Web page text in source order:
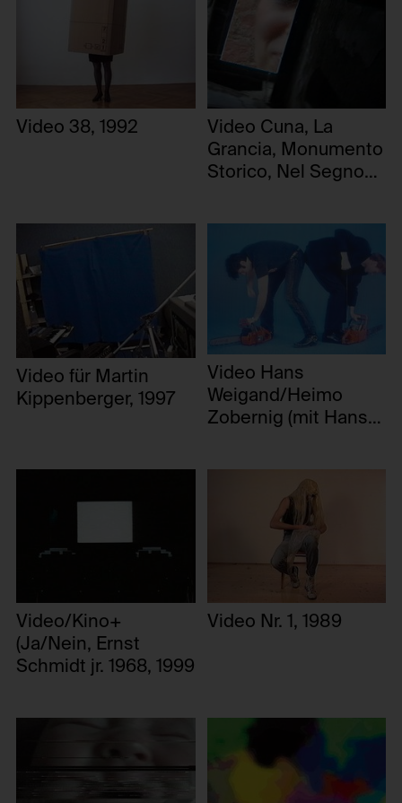
Video 38, 1992
Video Cuna, La
Grancia, Monumento
Storico, Nel Segno
Video für Martin
Kippenberger, 1997
Video Hans
Weigand/Heimo
Zobernig (mit Hans
Video/Kino+
(Ja/Nein, Ernst
Schmidt jr. 1968, 1999
Video Nr. 1, 1989